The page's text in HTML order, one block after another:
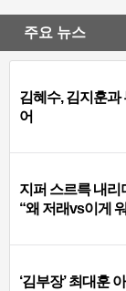
주요 뉴스
김혜수, 김지훈과
어
지퍼 스르륵 내
“왜 저래vs이게
‘김부장’ 최대훈